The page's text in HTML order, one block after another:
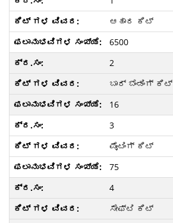
ಆಹಾರ ಕಿಟ್
6500
2
ಬಾರ್ ಬೆಂಡಿಂಗ್ ಕಿಟ್
16
3
ಪೈಂಟಿಂಗ್ ಕಿಟ್
75
4
ಸೇಫ್ಟಿ ಕಿಟ್